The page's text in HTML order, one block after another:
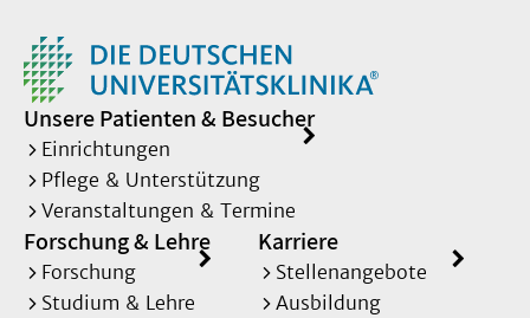
Unsere Patienten & Besucher
Einrichtungen
Pflege & Unterstützung
Veranstaltungen & Termine
Forschung & Lehre
Forschung
Studium & Lehre
Karriere
Stellenangebote
Ausbildung